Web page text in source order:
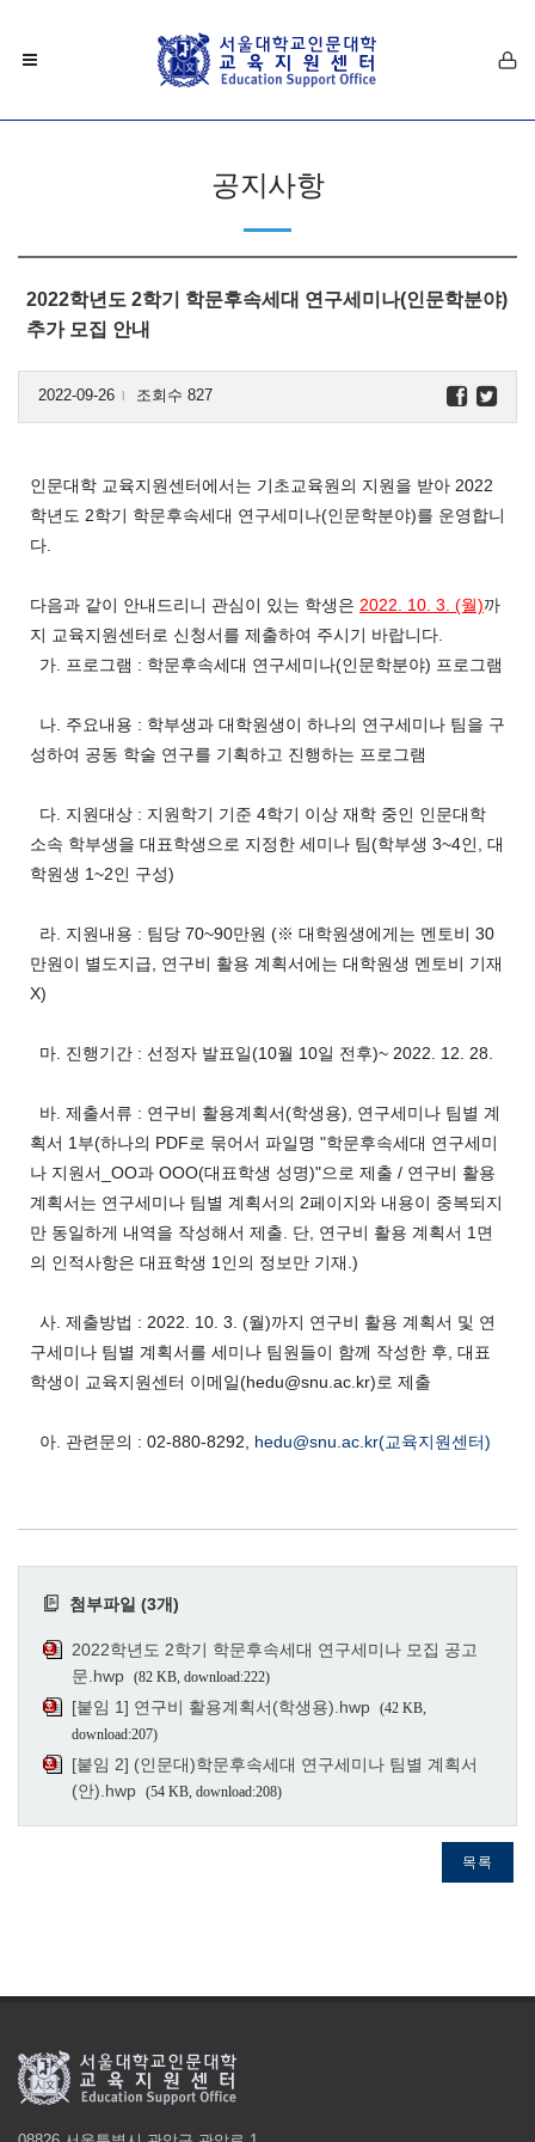
공지사항
2022학년도 2학기 학문후속세대 연구세미나(인문학분야)
추가 모집 안내
2022-09-26 l 조회수 827
인문대학 교육지원센터에서는 기초교육원의 지원을 받아 2022
학년도 2학기 학문후속세대 연구세미나(인문학분야)를 운영합니
다.
다음과 같이 안내드리니 관심이 있는 학생은 2022. 10. 3. (월)까
지 교육지원센터로 신청서를 제출하여 주시기 바랍니다.
가. 프로그램 : 학문후속세대 연구세미나(인문학분야) 프로그램
나. 주요내용 : 학부생과 대학원생이 하나의 연구세미나 팀을 구
성하여 공동 학술 연구를 기획하고 진행하는 프로그램
다. 지원대상 : 지원학기 기준 4학기 이상 재학 중인 인문대학
소속 학부생을 대표학생으로 지정한 세미나 팀(학부생 3~4인, 대
학원생 1~2인 구성)
라. 지원내용 : 팀당 70~90만원 (※ 대학원생에게는 멘토비 30
만원이 별도지급, 연구비 활용 계획서에는 대학원생 멘토비 기재
X)
마. 진행기간 : 선정자 발표일(10월 10일 전후)~ 2022. 12. 28.
바. 제출서류 : 연구비 활용계획서(학생용), 연구세미나 팀별 계
획서 1부(하나의 PDF로 묶어서 파일명 "학문후속세대 연구세미
나 지원서_OO과 OOO(대표학생 성명)"으로 제출 / 연구비 활용
계획서는 연구세미나 팀별 계획서의 2페이지와 내용이 중복되지
만 동일하게 내역을 작성해서 제출. 단, 연구비 활용 계획서 1면
의 인적사항은 대표학생 1인의 정보만 기재.)
사. 제출방법 : 2022. 10. 3. (월)까지 연구비 활용 계획서 및 연
구세미나 팀별 계획서를 세미나 팀원들이 함께 작성한 후, 대표
학생이 교육지원센터 이메일(hedu@snu.ac.kr)로 제출
아. 관련문의 : 02-880-8292, hedu@snu.ac.kr(교육지원센터)
첨부파일 (3개)
2022학년도 2학기 학문후속세대 연구세미나 모집 공고
문.hwp (82 KB, download:222)
[붙임 1] 연구비 활용계획서(학생용).hwp (42 KB,
download:207)
[붙임 2] (인문대)학문후속세대 연구세미나 팀별 계획서
(안).hwp (54 KB, download:208)
목록